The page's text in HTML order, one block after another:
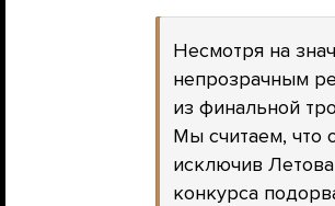
Несмотря на
непрозрачным
из финальной
Мы считаем, что
исключив
конкурса